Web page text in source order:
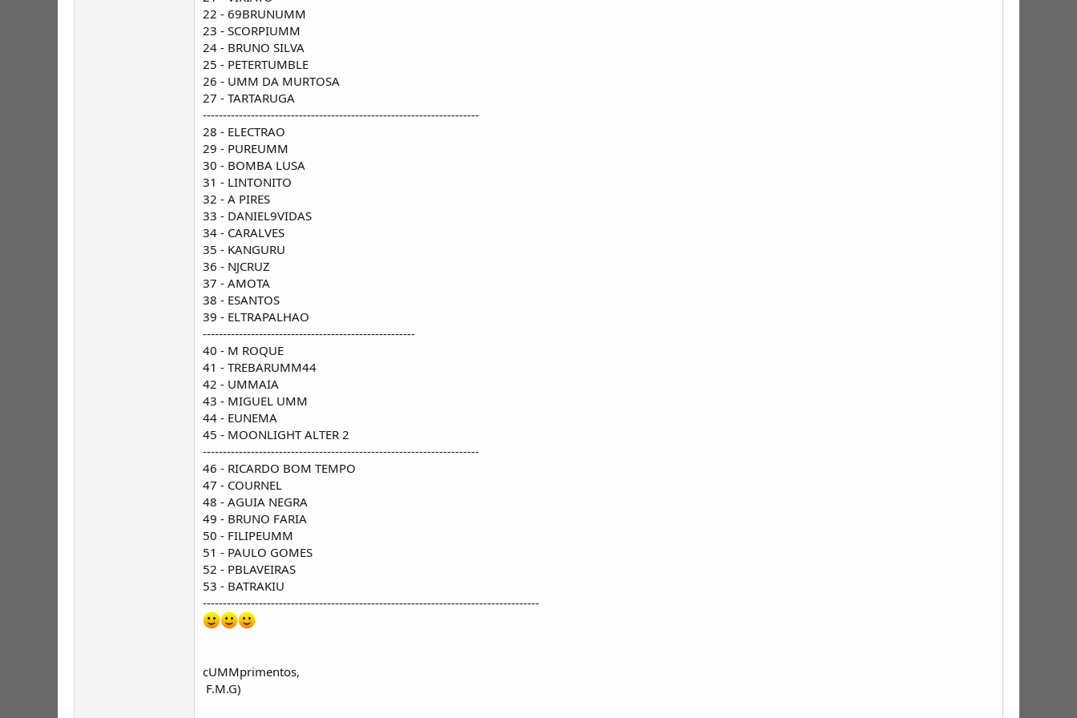
22 - 69BRUNUMM
23 - SCORPIUMM
24 - BRUNO SILVA
25 - PETERTUMBLE
26 - UMM DA MURTOSA
27 - TARTARUGA
---------------------------------------------------------------------
28 - ELECTRAO
29 - PUREUMM
30 - BOMBA LUSA
31 - LINTONITO
32 - A PIRES
33 - DANIEL9VIDAS
34 - CARALVES
35 - KANGURU
36 - NJCRUZ
37 - AMOTA
38 - ESANTOS
39 - ELTRAPALHAO
-----------------------------------------------------
40 - M ROQUE
41 - TREBARUMM44
42 - UMMAIA
43 - MIGUEL UMM
44 - EUNEMA
45 - MOONLIGHT ALTER 2
---------------------------------------------------------------------
46 - RICARDO BOM TEMPO
47 - COURNEL
48 - AGUIA NEGRA
49 - BRUNO FARIA
50 - FILIPEUMM
51 - PAULO GOMES
52 - PBLAVEIRAS
53 - BATRAKIU
------------------------------------------------------------------------------------
cUMMprimentos,
F.M.G)